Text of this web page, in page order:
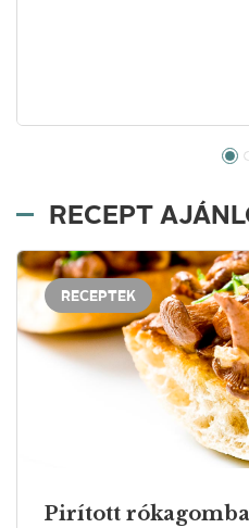
RECEPT
RECEPTEK
Pirított rókagomba